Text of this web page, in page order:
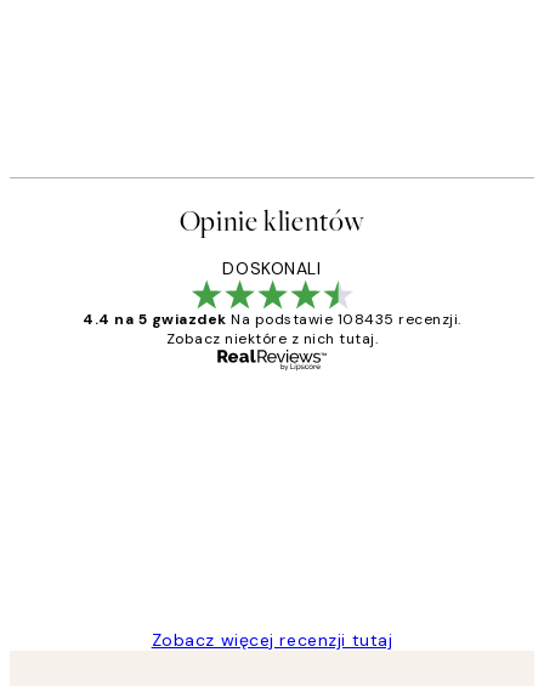
Opinie klientów
DOSKONALI
4.4 na 5 gwiazdek Na podstawie 108435 recenzji.
Zobacz niektóre z nich tutaj.
Zobacz więcej recenzji tutaj